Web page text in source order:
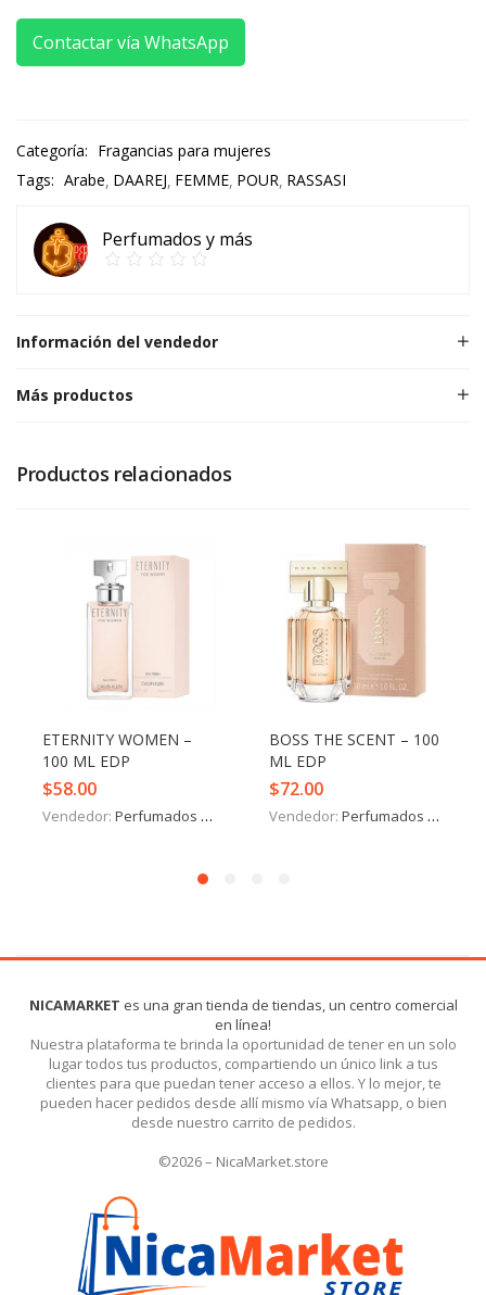
Contactar vía WhatsApp
Categoría: Fragancias para mujeres
Tags: Arabe DAAREJ FEMME POUR RASSASI
Perfumados y más
Información del vendedor
Más productos
Productos relacionados
ETERNITY WOMEN –
100 ML EDP
$58.00
Vendedor: Perfumados y más
BOSS THE SCENT – 100
ML EDP
$72.00
Vendedor: Perfumados y más
NICAMARKET es una gran tienda de tiendas, un centro comercial
en línea!
Nuestra plataforma te brinda la oportunidad de tener en un solo
lugar todos tus productos, compartiendo un único link a tus
clientes para que puedan tener acceso a ellos. Y lo mejor, te
pueden hacer pedidos desde allí mismo vía Whatsapp, o bien
desde nuestro carrito de pedidos.
©2026 – NicaMarket.store